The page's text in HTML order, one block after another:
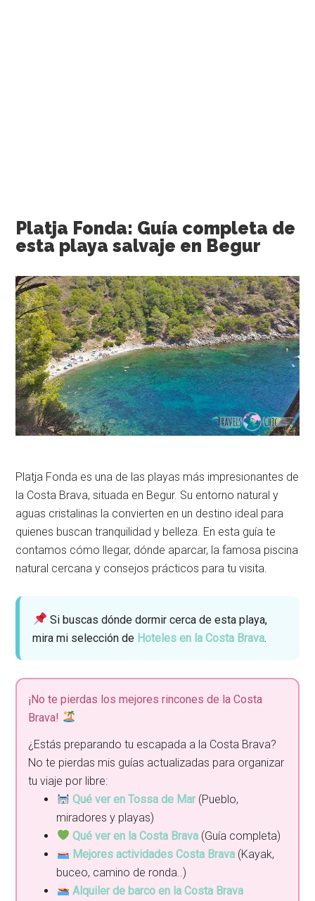
Platja Fonda: Guía completa de
esta playa salvaje en Begur
Platja Fonda es una de las playas más impresionantes de
la Costa Brava, situada en Begur. Su entorno natural y
aguas cristalinas la convierten en un destino ideal para
quienes buscan tranquilidad y belleza. En esta guía te
contamos cómo llegar, dónde aparcar, la famosa piscina
natural cercana y consejos prácticos para tu visita.
Si buscas dónde dormir cerca de esta playa,
mira mi selección de Hoteles en la Costa Brava.
¡No te pierdas los mejores rincones de la Costa
Brava!
¿Estás preparando tu escapada a la Costa Brava?
No te pierdas mis guías actualizadas para organizar
tu viaje por libre:
Qué ver en Tossa de Mar(Pueblo,
miradores y playas)
Qué ver en la Costa Brava(Guía completa)
Mejores actividades Costa Brava(Kayak,
buceo, camino de ronda..)
Alquiler de barco en la Costa Brava